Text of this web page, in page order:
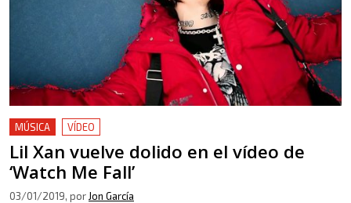
MÚSICA VÍDEO
Lil Xan vuelve dolido en el vídeo de
‘Watch Me Fall’
03/01/2019, por Jon García